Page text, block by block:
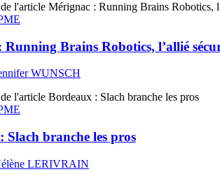
Brains Robotics, l’allié
WUNSCH
Slach branche les pros
LERIVRAIN